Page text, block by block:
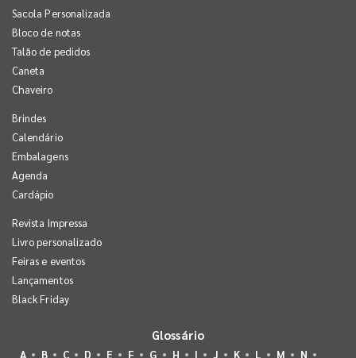
Sacola Personalizada
Bloco de notas
Talão de pedidos
Caneta
Chaveiro
Brindes
Calendário
Embalagens
Agenda
Cardápio
Revista Impressa
Livro personalizado
Feiras e eventos
Lançamentos
Black Friday
Glossário
A B C D E F G H I J K L M
N